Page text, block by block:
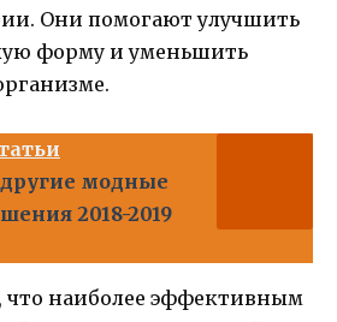
Они помогают улучшить
форму и уменьшить
модные
2018-2019
наиболее эффективным